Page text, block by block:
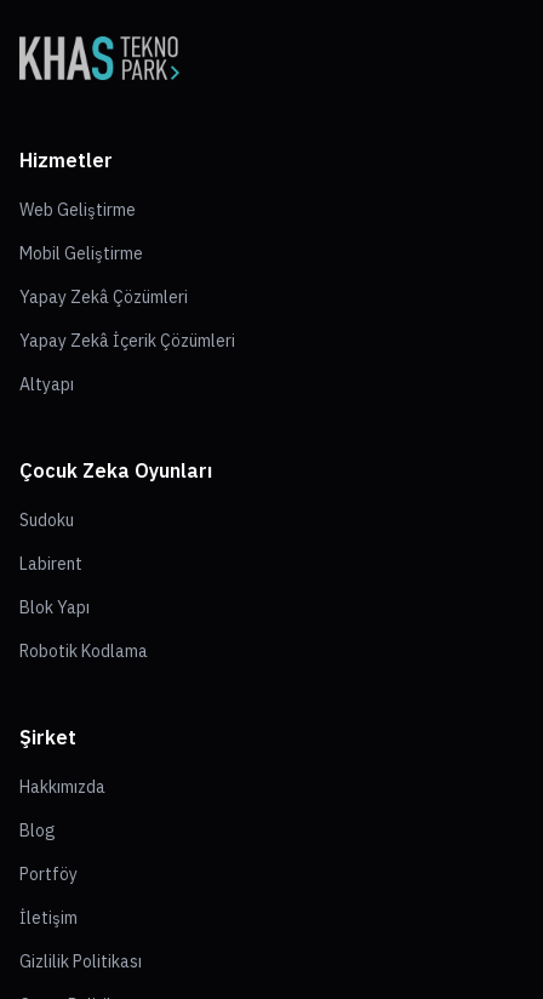
Hizmetler
Web Geliştirme
Mobil Geliştirme
Yapay Zekâ Çözümleri
Yapay Zekâ İçerik Çözümleri
Altyapı
Çocuk Zeka Oyunları
Sudoku
Labirent
Blok Yapı
Robotik Kodlama
Şirket
Hakkımızda
Blog
Portföy
İletişim
Gizlilik Politikası